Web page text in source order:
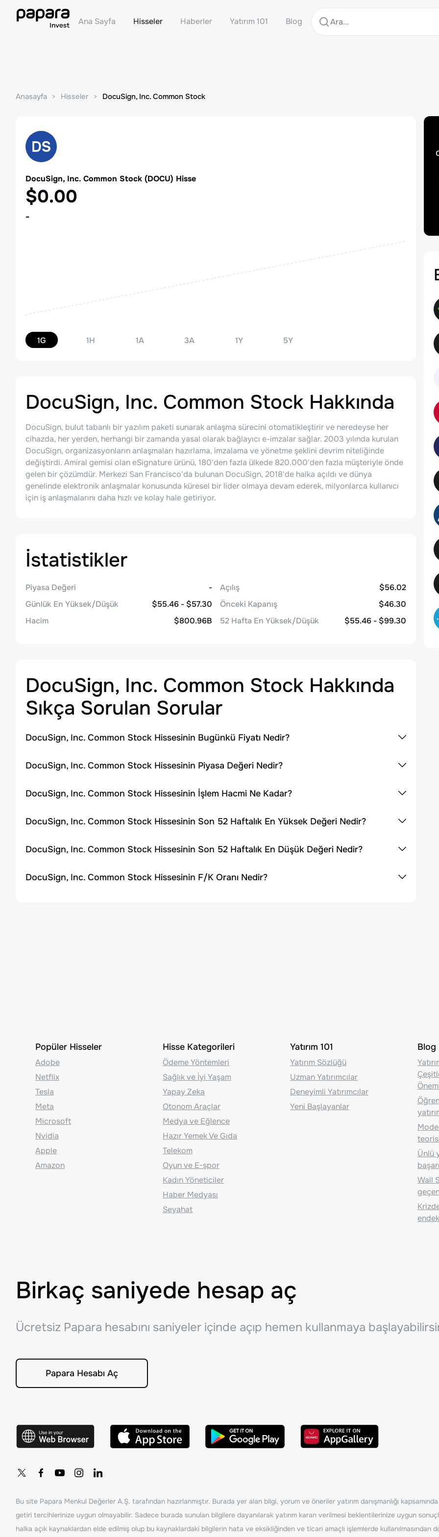
Ana Sayfa Hisseler Haberler Yatırım 101 Blog
Anasayfa Hisseler DocuSign, Inc. Common Stock
DocuSign, Inc. Common Stock (DOCU) Hisse
$0.00
-
1G 1H 1A 3A 1Y 5Y
DocuSign, Inc. Common Stock Hakkında
DocuSign, bulut tabanlı bir yazılım paketi sunarak anlaşma sürecini otomatikleştirir ve neredeyse her
cihazda, her yerden, herhangi bir zamanda yasal olarak bağlayıcı e-imzalar sağlar. 2003 yılında kurulan
DocuSign, organizasyonların anlaşmaları hazırlama, imzalama ve yönetme şeklini devrim niteliğinde
değiştirdi. Amiral gemisi olan eSignature ürünü, 180'den fazla ülkede 820.000'den fazla müşteriyle önde
gelen bir çözümdür. Merkezi San Francisco'da bulunan DocuSign, 2018'de halka açıldı ve dünya
genelinde elektronik anlaşmalar konusunda küresel bir lider olmaya devam ederek, milyonlarca kullanıcı
için iş anlaşmalarını daha hızlı ve kolay hale getiriyor.
İstatistikler
Piyasa Değeri
-
Günlük En Yüksek/Düşük
$55.46 - $57.30
Hacim
$800.96B
Açılış
$56.02
Önceki Kapanış
$46.30
52 Hafta En Yüksek/Düşük
$55.46 - $99.30
DocuSign, Inc. Common Stock Hakkında
Sıkça Sorulan Sorular
DocuSign, Inc. Common Stock Hissesinin Bugünkü Fiyatı Nedir?
DocuSign, Inc. Common Stock Hissesinin Piyasa Değeri Nedir?
DocuSign, Inc. Common Stock Hissesinin İşlem Hacmi Ne Kadar?
DocuSign, Inc. Common Stock Hissesinin Son 52 Haftalık En Yüksek Değeri Nedir?
DocuSign, Inc. Common Stock Hissesinin Son 52 Haftalık En Düşük Değeri Nedir?
DocuSign, Inc. Common Stock Hissesinin F/K Oranı Nedir?
Popüler Hisseler
Adobe
Netflix
Tesla
Meta
Microsoft
Nvidia
Apple
Amazon
Hisse Kategorileri
Ödeme Yöntemleri
Sağlık ve İyi Yaşam
Yapay Zeka
Otonom Araçlar
Medya ve Eğlence
Hazır Yemek Ve Gıda
Telekom
Oyun ve E-spor
Kadın Yöneticiler
Haber Medyası
Seyahat
Yatırım 101
Yatırım Sözlüğü
Uzman Yatırımcılar
Deneyimli Yatırımcılar
Yeni Başlayanlar
Blog
Ünlü
Wall
Birkaç saniyede hesap aç
Ücretsiz Papara hesabını saniyeler içinde açıp hemen kullanmaya
Papara Hesabı Aç
Bu site Papara Menkul Değerler A.Ş. tarafından hazırlanmıştır. Burada yer alan bilgi, yorum ve öneriler yatırım danışmanlığı
getiri tercihlerinize uygun olmayabilir. Sadece burada sunulan bilgilere dayanılarak yatırım kararı verilmesi beklentilerinize uygun
halka açık kaynaklardan elde edilmiş olup bu kaynaklardaki bilgilerin hata ve eksikliğinden ve ticari amaçlı işlemlerde